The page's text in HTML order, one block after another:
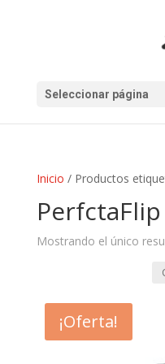
Seleccionar página
Inicio / Productos
PerfctaFlip
Mostrando el único
¡Oferta!